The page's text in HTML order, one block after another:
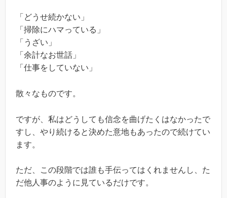
「どうせ続かない」
「掃除にハマっている」
「うざい」
「余計なお世話」
「仕事をしていない」
散々なものです。
ですが、私はどうしても信念を曲げたくはなかったで
すし、やり続けると決めた意地もあったので続けてい
ます。
ただ、この段階では誰も手伝ってはくれませんし、た
だ他人事のように見ているだけです。